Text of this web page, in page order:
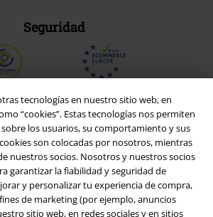
tecnologías en nuestro sitio web, en
“cookies”. Estas tecnologías nos permiten
los usuarios, su comportamiento y sus
son colocadas por nosotros, mientras
nuestros socios. Nosotros y nuestros socios
garantizar la fiabilidad y seguridad de
y personalizar tu experiencia de compra,
de marketing (por ejemplo, anuncios
sitio web, en redes sociales y en sitios
Seguridad